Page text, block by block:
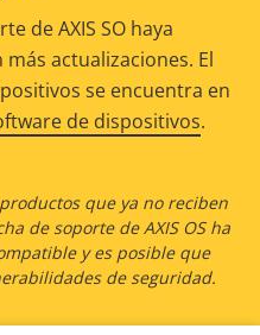
de AXIS SO haya
actualizaciones. El
se encuentra en
de dispositivos.
que ya no reciben
de soporte de AXIS OS ha
y es posible que
de seguridad.